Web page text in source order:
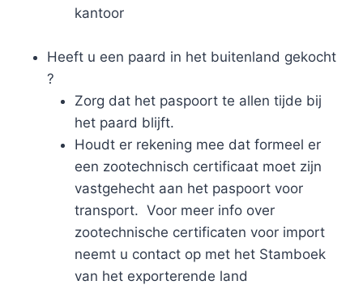
kantoor
​Heeft u een paard in het buitenland gekocht
?
​Zorg dat het paspoort te allen tijde bij
het paard blijft.
Houdt er rekening mee dat formeel er
een zootechnisch certificaat moet zijn
vastgehecht aan het paspoort voor
transport. Voor meer info over
zootechnische certificaten voor import
neemt u contact op met het Stamboek
van het exporterende land